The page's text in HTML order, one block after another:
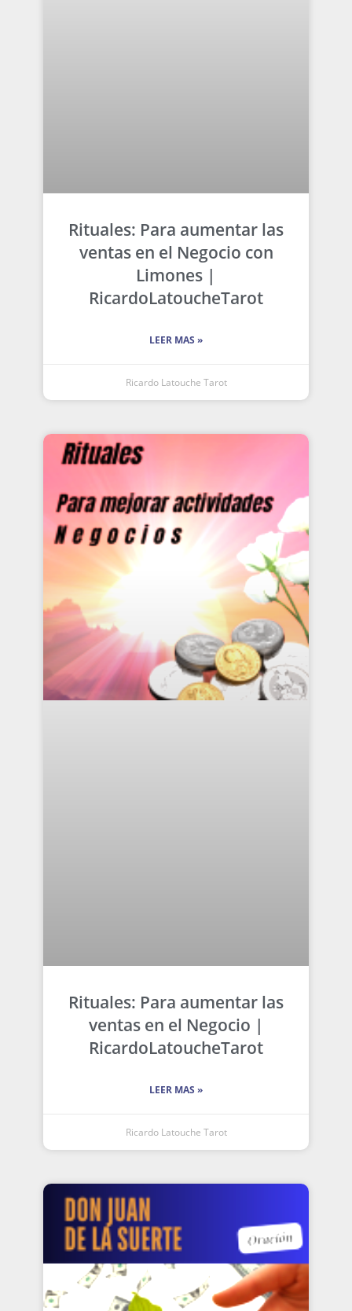
Rituales: Para aumentar las
ventas en el Negocio con
Limones |
RicardoLatoucheTarot
LEER MAS »
Ricardo Latouche Tarot
Rituales: Para aumentar las
ventas en el Negocio |
RicardoLatoucheTarot
LEER MAS »
Ricardo Latouche Tarot